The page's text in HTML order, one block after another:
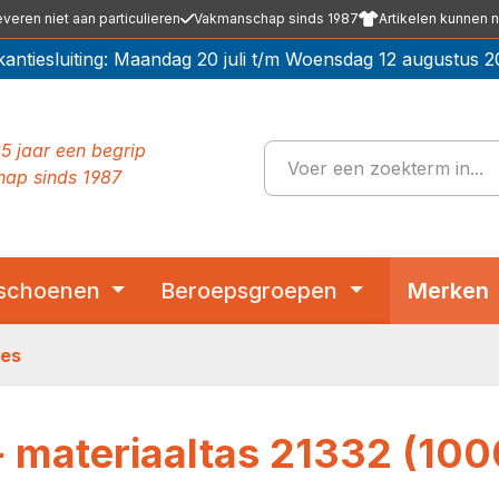
niet aan particulieren Vakmanschap sinds 1987 Artikelen kunnen
Maandag 20 juli t/m Woensdag 12 augustus
jaar een begrip
sinds 1987
Beroepsgroepen Merken
21332